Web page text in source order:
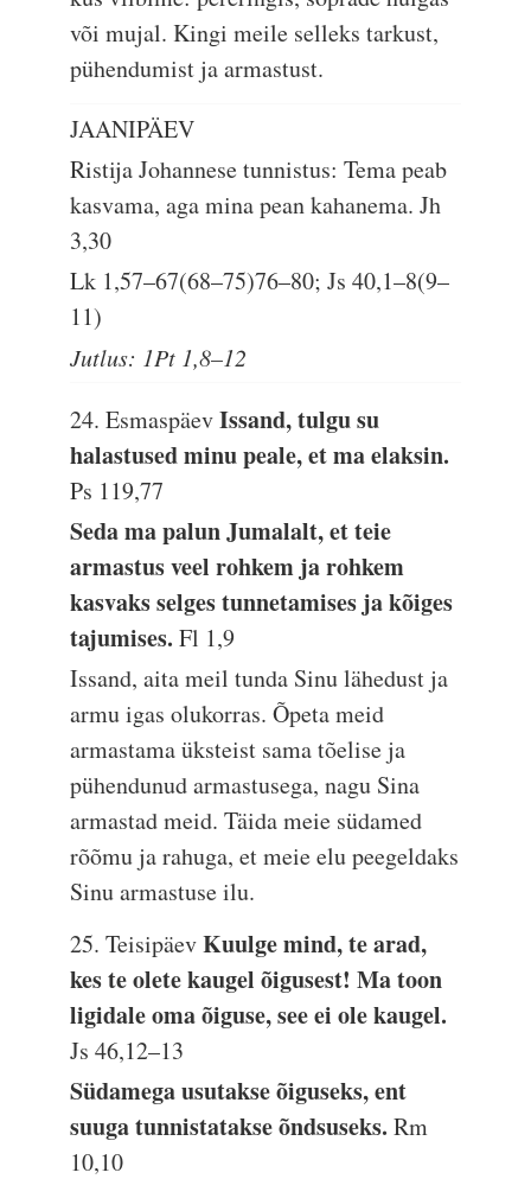
või mujal. Kingi meile selleks tarkust,
pühendumist ja armastust.
JAANIPÄEV
Ristija Johannese tunnistus: Tema peab
kasvama, aga mina pean kahanema.Jh
3,30
Lk 1,57–67(68–75)76–80; Js 40,1–8(9–
11)
Jutlus: 1Pt 1,8–12
24. EsmaspäevIssand, tulgu su
halastused minu peale, et ma elaksin.
Ps 119,77
Seda ma palun Jumalalt, et teie
armastus veel rohkem ja rohkem
kasvaks selges tunnetamises ja kõiges
tajumises.Fl 1,9
Issand, aita meil tunda Sinu lähedust ja
armu igas olukorras. Õpeta meid
armastama üksteist sama tõelise ja
pühendunud armastusega, nagu Sina
armastad meid. Täida meie südamed
rõõmu ja rahuga, et meie elu peegeldaks
Sinu armastuse ilu.
25. TeisipäevKuulge mind, te arad,
kes te olete kaugel õigusest! Ma toon
ligidale oma õiguse, see ei ole kaugel.
Js 46,12–13
Südamega usutakse õiguseks, ent
suuga tunnistatakse õndsuseks.Rm
10,10